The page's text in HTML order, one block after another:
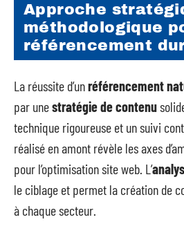
Approche
méthodologique
référencement
La réussite d’unréférencement
par unestratégie de contenu
technique rigoureuse et un suivi
réalisé en amont révèle les axes
pour l’optimisation site web. L’
le ciblage et permet la création de
à chaque secteur.